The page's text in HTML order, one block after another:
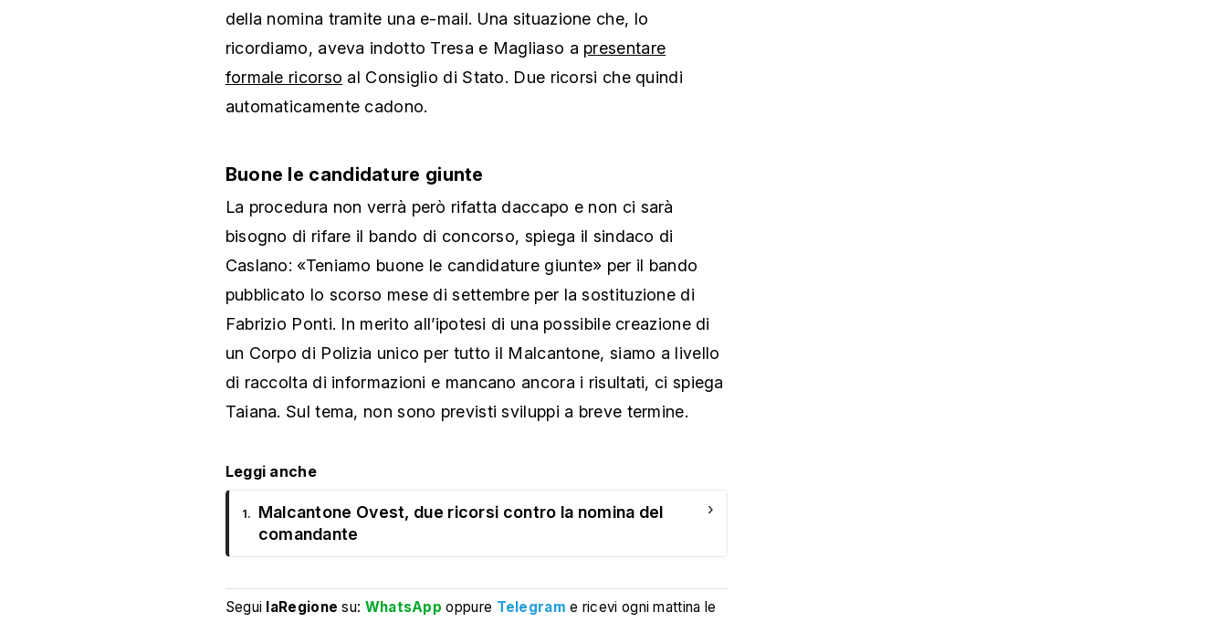
della nomina tramite una e-mail. Una situazione che, lo
ricordiamo, aveva indotto Tresa e Magliaso a presentare
formale ricorso al Consiglio di Stato. Due ricorsi che quindi
automaticamente cadono.
Buone le candidature giunte
La procedura non verrà però rifatta daccapo e non ci sarà
bisogno di rifare il bando di concorso, spiega il sindaco di
Caslano: «Teniamo buone le candidature giunte» per il bando
pubblicato lo scorso mese di settembre per la sostituzione di
Fabrizio Ponti. In merito all’ipotesi di una possibile creazione di
un Corpo di Polizia unico per tutto il Malcantone, siamo a livello
di raccolta di informazioni e mancano ancora i risultati, ci spiega
Taiana. Sul tema, non sono previsti sviluppi a breve termine.
Leggi anche
1.
Malcantone Ovest, due ricorsi contro la nomina del
comandante
›
Segui laRegione su: WhatsApp oppure Telegram e ricevi ogni mattina le